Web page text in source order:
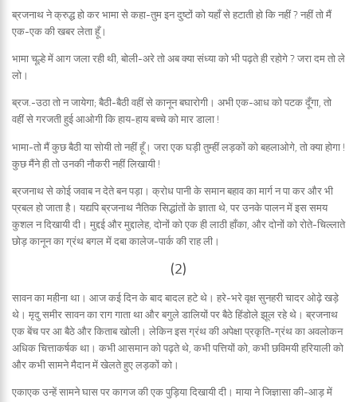
ब्रजनाथ ने क्रुद्ध हो कर भामा से कहा-तुम इन दुष्टों को यहाँ से हटाती हो कि नहीं ? नहीं तो मैं
एक-एक की खबर लेता हूँ।
भामा चूल्हे में आग जला रही थी, बोली-अरे तो अब क्या संध्या को भी पढ़ते ही रहोगे ? जरा दम तो ले
लो।
ब्रज.-उठा तो न जायेगा; बैठी-बैठी वहीं से कानून बघारोगी। अभी एक-आध को पटक दूँगा, तो
वहीं से गरजती हुई आओगी कि हाय-हाय बच्चे को मार डाला !
भामा-तो मैं कुछ बैठी या सोयी तो नहीं हूँ। जरा एक घड़ी तुम्हीं लड़कों को बहलाओगे, तो क्या होगा !
कुछ मैंने ही तो उनकी नौकरी नहीं लिखायी !
ब्रजनाथ से कोई जवाब न देते बन पड़ा। क्रोध पानी के समान बहाव का मार्ग न पा कर और भी
प्रबल हो जाता है। यद्यपि ब्रजनाथ नैतिक सिद्धांतों के ज्ञाता थे, पर उनके पालन में इस समय
कुशल न दिखायी दी। मुद्दई और मुद्दालेह, दोनों को एक ही लाठी हाँका, और दोनों को रोते-चिल्लाते
छोड़ कानून का ग्रंथ बगल में दबा कालेज-पार्क की राह ली।
(2)
सावन का महीना था। आज कई दिन के बाद बादल हटे थे। हरे-भरे वृक्ष सुनहरी चादर ओढ़े खड़े
थे। मृदु समीर सावन का राग गाता था और बगुले डालियों पर बैठे हिंडोले झूल रहे थे। ब्रजनाथ
एक बेंच पर आ बैठे और किताब खोली। लेकिन इस ग्रंथ की अपेक्षा प्रकृति-ग्रंथ का अवलोकन
अधिक चित्ताकर्षक था। कभी आसमान को पढ़ते थे, कभी पत्तियों को, कभी छविमयी हरियाली को
और कभी सामने मैदान में खेलते हुए लड़कों को।
एकाएक उन्हें सामने घास पर कागज की एक पुड़िया दिखायी दी। माया ने जिज्ञासा की-आड़ में